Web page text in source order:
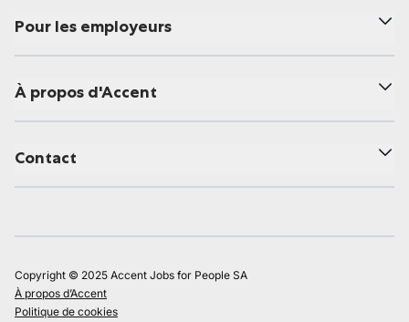
Pour les employeurs
À propos d'Accent
Contact
Copyright © 2025 Accent Jobs for People SA
À propos d’Accent
Politique de cookies